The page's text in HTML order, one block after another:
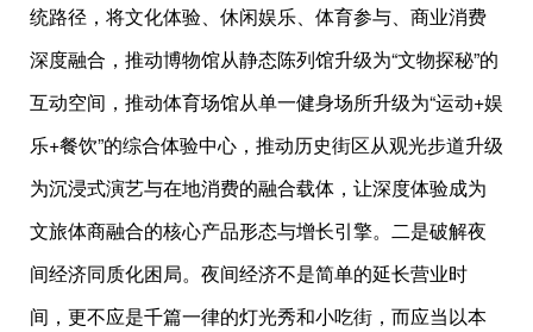
统路径，将文化体验、休闲娱乐、体育参与、商业消费
深度融合，推动博物馆从静态陈列馆升级为“文物探秘”的
互动空间，推动体育场馆从单一健身场所升级为“运动+娱
乐+餐饮”的综合体验中心，推动历史街区从观光步道升级
为沉浸式演艺与在地消费的融合载体，让深度体验成为
文旅体商融合的核心产品形态与增长引擎。二是破解夜
间经济同质化困局。夜间经济不是简单的延长营业时
间，更不应是千篇一律的灯光秀和小吃街，而应当以本